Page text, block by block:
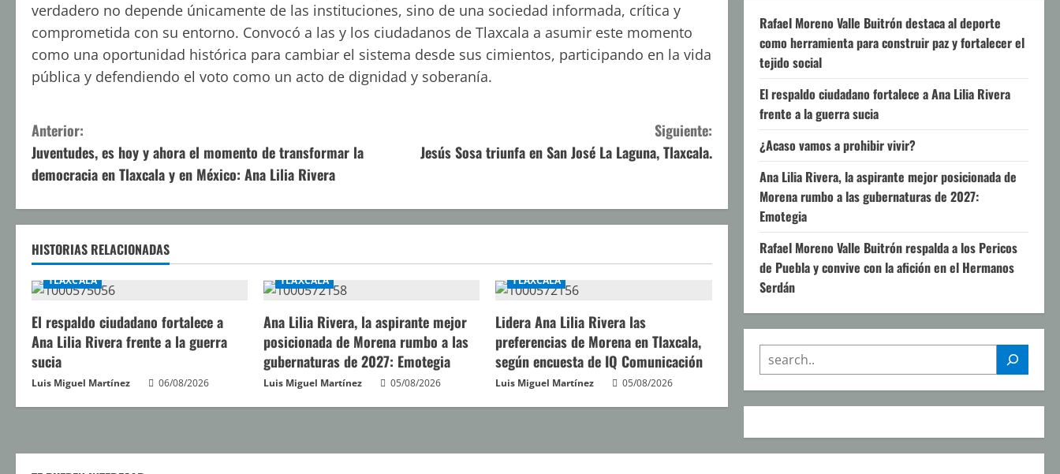
verdadero no depende únicamente de las instituciones, sino de una sociedad informada, crítica y
comprometida con su entorno. Convocó a las y los ciudadanos de Tlaxcala a asumir este momento
como una oportunidad histórica para cambiar el sistema desde sus cimientos, participando en la vida
pública y defendiendo el voto como un acto de dignidad y soberanía.
S
i
g
u
e
l
e
y
e
d
Anterior:
Juventudes, es hoy y ahora el momento de transformar la
democracia en Tlaxcala y en México: Ana Lilia Rivera
Siguiente:
Jesús Sosa triunfa en San José La Laguna, Tlaxcala.
HISTORIAS RELACIONADAS
TLAXCALA
El respaldo ciudadano fortalece a
Ana Lilia Rivera frente a la guerra
sucia
Luis Miguel Martínez 06/08/2026
TLAXCALA
Ana Lilia Rivera, la aspirante mejor
posicionada de Morena rumbo a las
gubernaturas de 2027: Emotegia
Luis Miguel Martínez 05/08/2026
TLAXCALA
Lidera Ana Lilia Rivera las
preferencias de Morena en Tlaxcala,
según encuesta de IQ Comunicación
Luis Miguel Martínez 05/08/2026
Rafael Moreno Valle Buitrón destaca al deporte
como herramienta para construir paz y fortalecer el
tejido social
El respaldo ciudadano fortalece a Ana Lilia Rivera
frente a la guerra sucia
¿Acaso vamos a prohibir vivir?
Ana Lilia Rivera, la aspirante mejor posicionada de
Morena rumbo a las gubernaturas de 2027:
Emotegia
Rafael Moreno Valle Buitrón respalda a los Pericos
de Puebla y convive con la afición en el Hermanos
Serdán
SEARCH